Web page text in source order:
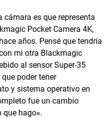
cámara es que representa
Pocket Camera 4K,
años. Pensé que tendría
mi otra Blackmagic
al sensor Super-35
poder tener
y sistema operativo en
fue un cambio
que hago».